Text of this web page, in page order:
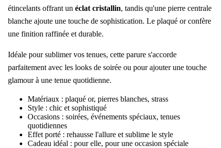
étincelants offrant un éclat cristallin, tandis qu'une pierre centrale
blanche ajoute une touche de sophistication. Le plaqué or confère
une finition raffinée et durable.
Idéale pour sublimer vos tenues, cette parure s'accorde
parfaitement avec les looks de soirée ou pour ajouter une touche
glamour à une tenue quotidienne.
Matériaux : plaqué or, pierres blanches, strass
Style : chic et sophistiqué
Occasions : soirées, événements spéciaux, tenues
quotidiennes
Effet porté : rehausse l'allure et sublime le style
Cadeau idéal : pour elle, pour une occasion spéciale